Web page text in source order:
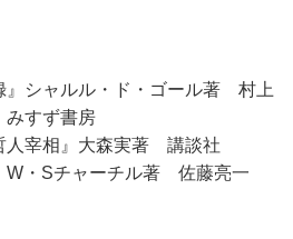
』シャルル・ド・ゴール著 村上
すず書房
人宰相』大森実著 講談社
W・Sチャーチル著 佐藤亮一